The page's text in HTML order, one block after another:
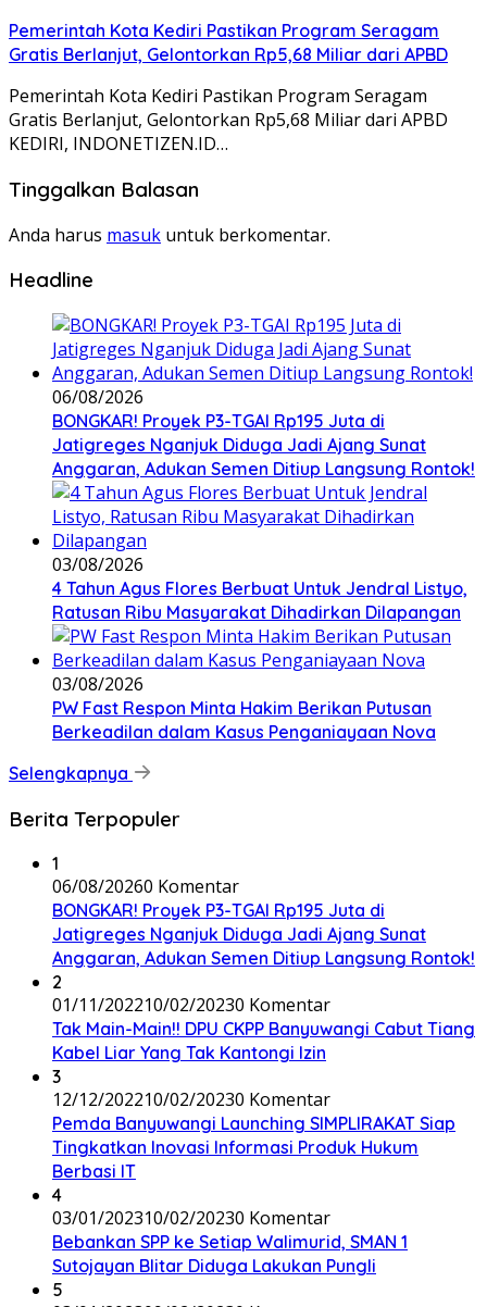
Pemerintah Kota Kediri Pastikan Program Seragam
Gratis Berlanjut, Gelontorkan Rp5,68 Miliar dari APBD
Pemerintah Kota Kediri Pastikan Program Seragam
Gratis Berlanjut, Gelontorkan Rp5,68 Miliar dari APBD
KEDIRI, INDONETIZEN.ID…
Tinggalkan Balasan
Anda harus masuk untuk berkomentar.
Headline
06/08/2026
BONGKAR! Proyek P3-TGAI Rp195 Juta di
Jatigreges Nganjuk Diduga Jadi Ajang Sunat
Anggaran, Adukan Semen Ditiup Langsung Rontok!
03/08/2026
4 Tahun Agus Flores Berbuat Untuk Jendral Listyo,
Ratusan Ribu Masyarakat Dihadirkan Dilapangan
03/08/2026
PW Fast Respon Minta Hakim Berikan Putusan
Berkeadilan dalam Kasus Penganiayaan Nova
Selengkapnya
Berita Terpopuler
1
06/08/20260 Komentar
BONGKAR! Proyek P3-TGAI Rp195 Juta di
Jatigreges Nganjuk Diduga Jadi Ajang Sunat
Anggaran, Adukan Semen Ditiup Langsung Rontok!
2
01/11/202210/02/20230 Komentar
Tak Main-Main!! DPU CKPP Banyuwangi Cabut Tiang
Kabel Liar Yang Tak Kantongi Izin
3
12/12/202210/02/20230 Komentar
Pemda Banyuwangi Launching SIMPLIRAKAT Siap
Tingkatkan Inovasi Informasi Produk Hukum
Berbasi IT
4
03/01/202310/02/20230 Komentar
Bebankan SPP ke Setiap Walimurid, SMAN 1
Sutojayan Blitar Diduga Lakukan Pungli
5